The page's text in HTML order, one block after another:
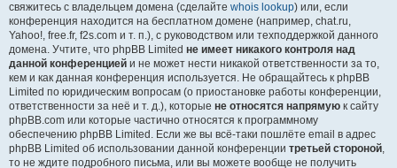
свяжитесь с владельцем домена (сделайте whois lookup) или, если
конференция находится на бесплатном домене (например, chat.ru,
Yahoo!, free.fr, f2s.com и т. п.), с руководством или техподдержкой данного
домена. Учтите, что phpBB Limited не имеет никакого контроля над
данной конференцией и не может нести никакой ответственности за то,
кем и как данная конференция используется. Не обращайтесь к phpBB
Limited по юридическим вопросам (о приостановке работы конференции,
ответственности за неё и т. д.), которые не относятся напрямую к сайту
phpBB.com или которые частично относятся к программному
обеспечению phpBB Limited. Если же вы всё-таки пошлёте email в адрес
phpBB Limited об использовании данной конференции третьей стороной,
то не ждите подробного письма, или вы можете вообще не получить